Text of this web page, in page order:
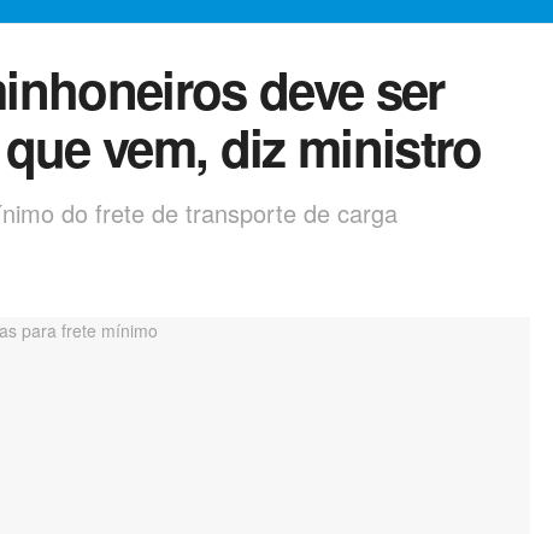
deve ser
vem, diz ministro
do frete de transporte de carga